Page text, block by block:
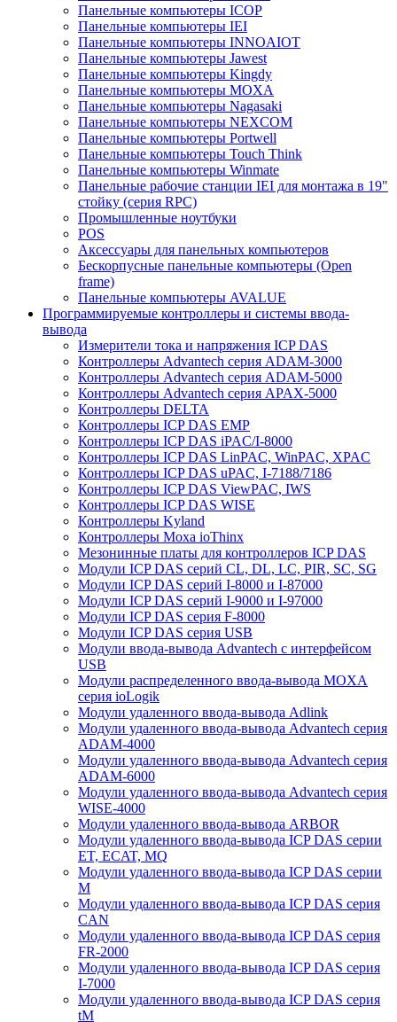
Панельные компьютеры ICOP
Панельные компьютеры IEI
Панельные компьютеры INNOAIOT
Панельные компьютеры Jawest
Панельные компьютеры Kingdy
Панельные компьютеры MOXA
Панельные компьютеры Nagasaki
Панельные компьютеры NEXCOM
Панельные компьютеры Portwell
Панельные компьютеры Touch Think
Панельные компьютеры Winmate
Панельные рабочие станции IEI для монтажа в 19"
стойку (серия RPC)
Промышленные ноутбуки
POS
Аксессуары для панельных компьютеров
Бескорпусные панельные компьютеры (Open
frame)
Панельные компьютеры AVALUE
Программируемые контроллеры и системы ввода-
вывода
Измерители тока и напряжения ICP DAS
Контроллеры Advantech серия ADAM-3000
Контроллеры Advantech серия ADAM-5000
Контроллеры Advantech серия APAX-5000
Контроллеры DELTA
Контроллеры ICP DAS EMP
Контроллеры ICP DAS iPAC/I-8000
Контроллеры ICP DAS LinPAC, WinPAC, XPAC
Контроллеры ICP DAS uPAC, I-7188/7186
Контроллеры ICP DAS ViewPAC, IWS
Контроллеры ICP DAS WISE
Контроллеры Kyland
Контроллеры Moxa ioThinx
Мезонинные платы для контроллеров ICP DAS
Модули ICP DAS серий CL, DL, LC, PIR, SC, SG
Модули ICP DAS серий I-8000 и I-87000
Модули ICP DAS серий I-9000 и I-97000
Модули ICP DAS серия F-8000
Модули ICP DAS серия USB
Модули ввода-вывода Advantech с интерфейсом
USB
Модули распределенного ввода-вывода MOXA
серия ioLogik
Модули удаленного ввода-вывода Adlink
Модули удаленного ввода-вывода Advantech серия
ADAM-4000
Модули удаленного ввода-вывода Advantech серия
ADAM-6000
Модули удаленного ввода-вывода Advantech серия
WISE-4000
Модули удаленного ввода-вывода ARBOR
Модули удаленного ввода-вывода ICP DAS серии
ET, ECAT, MQ
Модули удаленного ввода-вывода ICP DAS серии
M
Модули удаленного ввода-вывода ICP DAS серия
CAN
Модули удаленного ввода-вывода ICP DAS серия
FR-2000
Модули удаленного ввода-вывода ICP DAS серия
I-7000
Модули удаленного ввода-вывода ICP DAS серия
tM